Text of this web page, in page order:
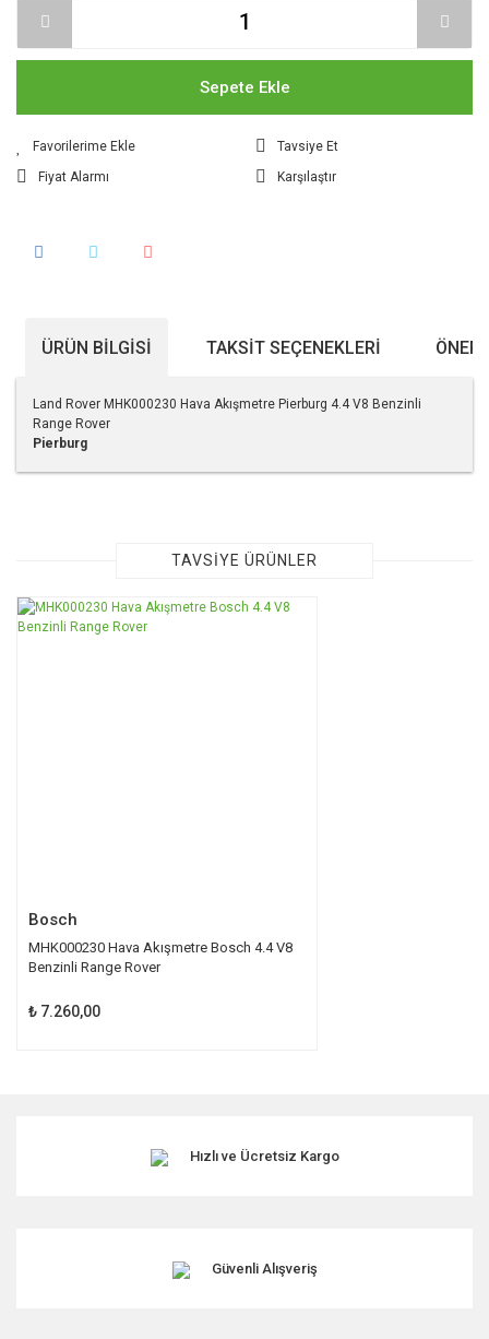
Sepete Ekle
Tavsiye Et
Fiyat Alarmı
Karşılaştır
ÜRÜN BILGISI TAKSIT SEÇENEKLERI
Land Rover MHK000230 Hava Akışmetre Pierburg 4.4 V8 Benzinli
Range Rover
Pierburg
Görüş ve önerileriniz için teşekkür ederiz.
Ürün resmi kalitesiz, bozuk veya görüntülenemiyor.
TAVSİYE ÜRÜNLER
Bosch
MHK000230 Hava Akışmetre Bosch 4.4 V8
Benzinli Range Rover
₺ 7.260,00
Hızlı ve Ücretsiz Kargo
Güvenli Alışveriş